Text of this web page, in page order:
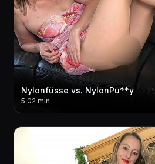
Nylonfüsse vs. NylonPu**y
5.02 min